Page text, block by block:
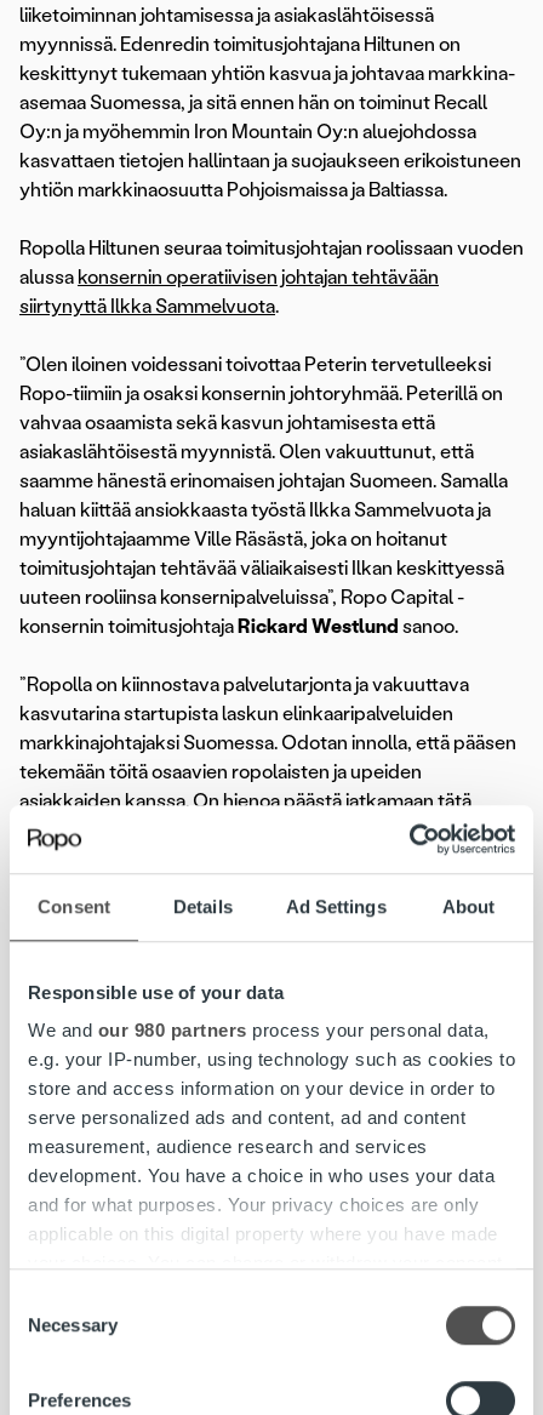
Consent Details Ad Settings About
Responsible use of your data
We and our 980 partners process your personal data,
e.g. your IP-number, using technology such as cookies to
store and access information on your device in order to
serve personalized ads and content, ad and content
measurement, audience research and services
development. You have a choice in who uses your data
and for what purposes. Your privacy choices are only
applicable on this digital property where you have made
the Privacy trigger icon.
Find out more about how your personal data is processed
and set your preferences in the
Selection
Necessary
Preferences
liiketoiminnan johtamisessa ja asiakaslähtöisessä
myynnissä. Edenredin toimitusjohtajana Hiltunen on
keskittynyt tukemaan yhtiön kasvua ja johtavaa markkina-
asemaa Suomessa, ja sitä ennen hän on toiminut Recall
Oy:n ja myöhemmin Iron Mountain Oy:n aluejohdossa
kasvattaen tietojen hallintaan ja suojaukseen erikoistuneen
yhtiön markkinaosuutta Pohjoismaissa ja Baltiassa.
Ropolla Hiltunen seuraa toimitusjohtajan roolissaan vuoden
alussa konsernin operatiivisen johtajan tehtävään
siirtynyttä Ilkka Sammelvuota.
”Olen iloinen voidessani toivottaa Peterin tervetulleeksi
Ropo-tiimiin ja osaksi konsernin johtoryhmää. Peterillä on
vahvaa osaamista sekä kasvun johtamisesta että
asiakaslähtöisestä myynnistä. Olen vakuuttunut, että
saamme hänestä erinomaisen johtajan Suomeen. Samalla
haluan kiittää ansiokkaasta työstä Ilkka Sammelvuota ja
myyntijohtajaamme Ville Räsästä, joka on hoitanut
toimitusjohtajan tehtävää väliaikaisesti Ilkan keskittyessä
uuteen rooliinsa konsernipalveluissa”, Ropo Capital -
konsernin toimitusjohtaja Rickard Westlund sanoo.
”Ropolla on kiinnostava palvelutarjonta ja vakuuttava
kasvutarina startupista laskun elinkaaripalveluiden
markkinajohtajaksi Suomessa. Odotan innolla, että pääsen
tekemään töitä osaavien ropolaisten ja upeiden
asiakkaiden kanssa. On hienoa päästä jatkamaan tätä
menestystarinaa ja kiihdyttämään kasvuamme
Jenni Jantunen, Brändi- ja viestintäjohtaja, Ropo Capital
puh. 044 756 9603,jenni.jantunen@ropocapital.fi
Ropo Capitalon johtava laskun elinkaari- ja
rahoituspalveluiden tarjoaja Suomessa. Palvelumme kattaa
koko laskun elinkaaren hallinnan laskujen välityksestä
reskontraan, saatavien hallintaan ja rahoitukseen.
Kilpailemme Pohjoismaiden markkinoilla teknologisena
edelläkävijänä – toimintamallimme pohjautuu omaan
laskua ja muuta dokumenttia. Päätoimipisteemme on
Kuopiossa ja työllistämme Suomessa, Ruotsissa ja Norjassa